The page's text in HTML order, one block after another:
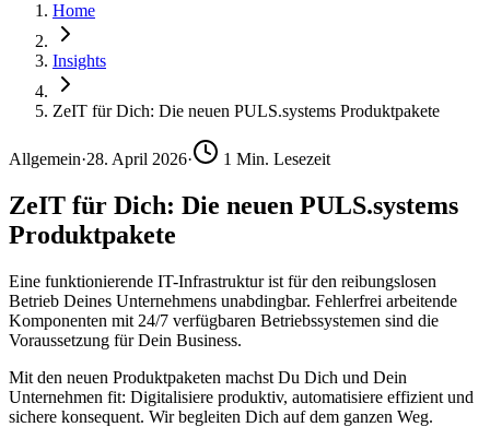
Home
Insights
ZeIT für Dich: Die neuen PULS.systems Produktpakete
Allgemein·28. April 2026· 1 Min. Lesezeit
ZeIT für Dich: Die neuen PULS.systems
Produktpakete
Eine funktionierende IT-Infrastruktur ist für den reibungslosen
Betrieb Deines Unternehmens unabdingbar. Fehlerfrei arbeitende
Komponenten mit 24/7 verfügbaren Betriebssystemen sind die
Voraussetzung für Dein Business.
Mit den neuen Produktpaketen machst Du Dich und Dein
Unternehmen fit: Digitalisiere produktiv, automatisiere effizient und
sichere konsequent. Wir begleiten Dich auf dem ganzen Weg.